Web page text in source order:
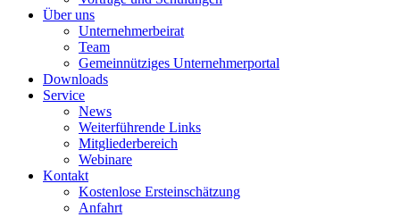
Über uns
Unternehmerbeirat
Team
Gemeinnütziges Unternehmerportal
Downloads
Service
News
Weiterführende Links
Mitgliederbereich
Webinare
Kontakt
Kostenlose Ersteinschätzung
Anfahrt